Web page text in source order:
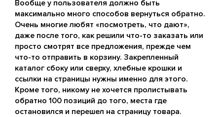
Вообще у пользователя должно быть
максимально много способов вернуться обратно.
Очень многие любят «посмотреть, что дают»,
даже после того, как решили что-то заказать или
просто смотрят все предложения, прежде чем
что-то отправить в корзину. Закрепленный
каталог сбоку или сверху, хлебные крошки и
ссылки на страницы нужны именно для этого.
Кроме того, никому не хочется пролистывать
обратно 100 позиций до того, места где
остановился и перешел на страницу товара.